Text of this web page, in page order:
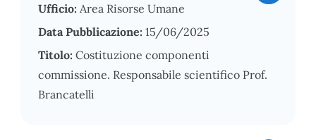
Ufficio: Area Risorse Umane
Data Pubblicazione: 15/06/2025
Titolo: Costituzione componenti
commissione. Responsabile scientifico Prof.
Brancatelli